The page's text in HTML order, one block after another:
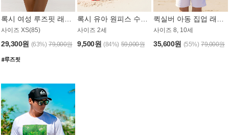
사이즈 XS(85)
29,300원 (63%) 79,000원
사이즈 2세
9,500원 (84%) 59,000원
사이즈 8, 10세
35,600원 (55%) 79,000원